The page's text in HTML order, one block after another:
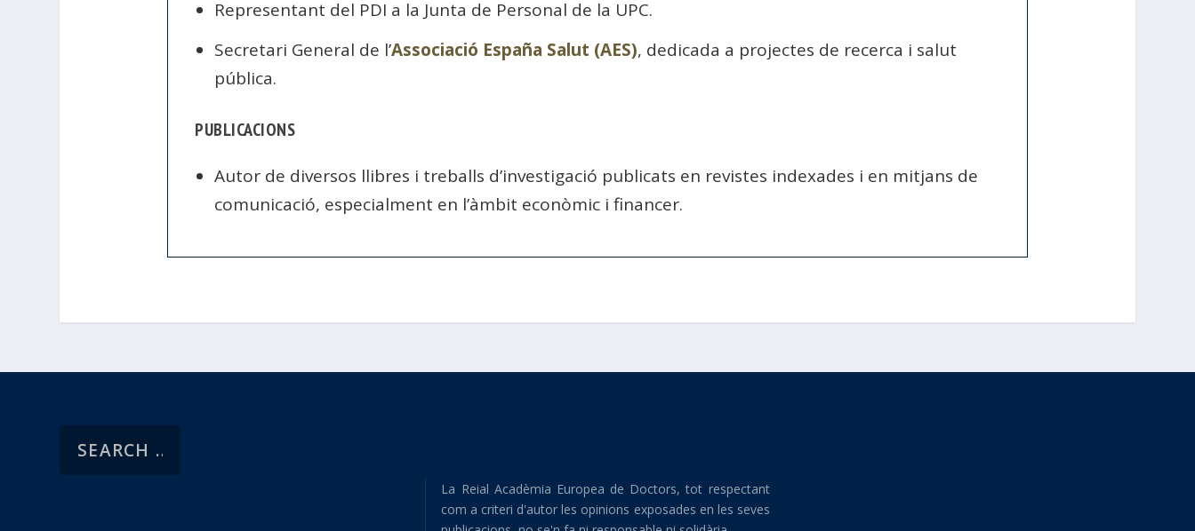
Representant del PDI a la Junta de Personal de la UPC.
Secretari General de l’Associació España Salut (AES), dedicada a projectes de recerca i salut
pública.
PUBLICACIONS
Autor de diversos llibres i treballs d’investigació publicats en revistes indexades i en mitjans de
comunicació, especialment en l’àmbit econòmic i financer.
La Reial Acadèmia Europea de Doctors, tot respectant
com a criteri d'autor les opinions exposades en les seves